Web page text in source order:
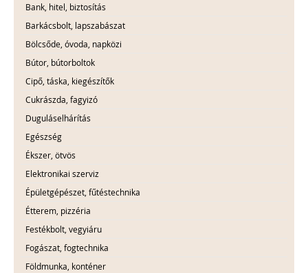
Bank, hitel, biztosítás
Barkácsbolt, lapszabászat
Bölcsőde, óvoda, napközi
Bútor, bútorboltok
Cipő, táska, kiegészítők
Cukrászda, fagyizó
Duguláselhárítás
Egészség
Ékszer, ötvös
Elektronikai szerviz
Épületgépészet, fűtéstechnika
Étterem, pizzéria
Festékbolt, vegyiáru
Fogászat, fogtechnika
Földmunka, konténer